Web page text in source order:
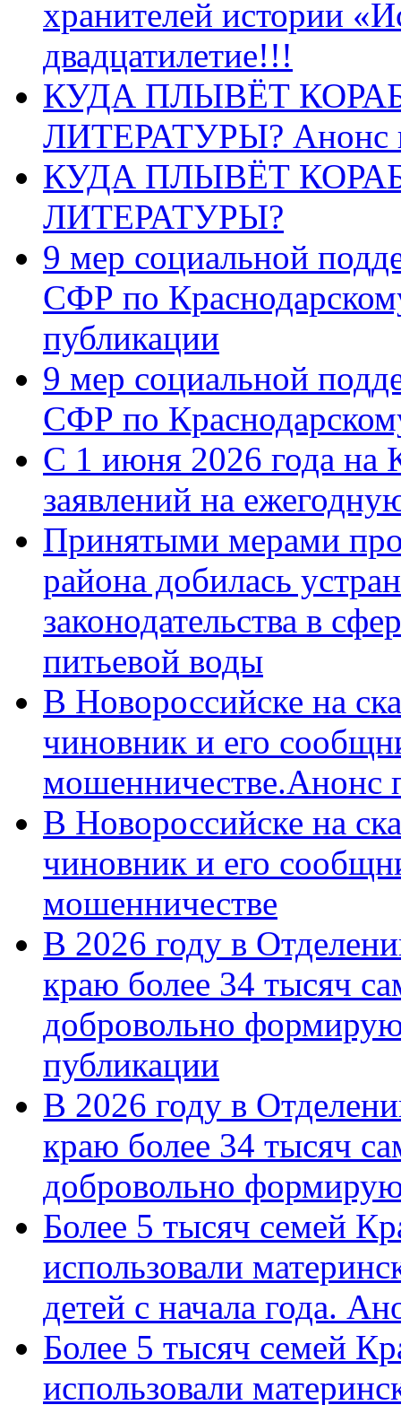
хранителей истории
двадцатилетие!!!
КУДА ПЛЫВЁТ
ЛИТЕРАТУРЫ? Анонс
КУДА ПЛЫВЁТ
ЛИТЕРАТУРЫ?
9 мер социальной
СФР по
публикации
9 мер социальной
СФР по
С 1 июня 2026 года на
заявлений на
Принятыми мерами
района добилась
законодательства в
питьевой воды
В Новороссийске на
чиновник и его
мошенничестве.Анонс
В Новороссийске на
чиновник и его
мошенничестве
В 2026 году в
краю более 34 тысяч
добровольно
публикации
В 2026 году в
краю более 34 тысяч
добровольно
Более 5 тысяч семей
использовали
детей с начала года.
Более 5 тысяч семей
использовали